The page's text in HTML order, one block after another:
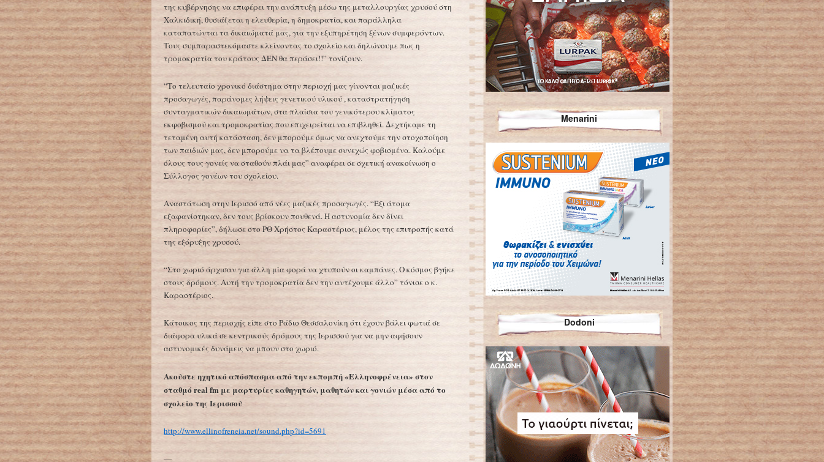
της κυβέρνησης να επιφέρει την ανάπτυξη μέσω της μεταλλουργίας χρυσού στη
Χαλκιδική, θυσιάζεται η ελευθερία, η δημοκρατία, και παράλληλα
καταπατώνται τα δικαιώματά μας, για την εξυπηρέτηση ξένων συμφερόντων.
Τους συμπαραστεκόμαστε κλείνοντας το σχολείο και δηλώνουμε πως η
τρομοκρατία του κράτους ΔΕΝ θα περάσει!!” τονίζουν.
“Το τελευταίο χρονικό διάστημα στην περιοχή μας γίνονται μαζικές
προσαγωγές, παράνομες λήψεις γενετικού υλικού , καταστρατήγηση
συνταγματικών δικαιωμάτων, στα πλαίσια του γενικότερου κλίματος
εκφοβισμού και τρομοκρατίας που επιχειρείται να επιβληθεί. Δεχτήκαμε τη
τεταμένη αυτή κατάσταση, δεν μπορούμε όμως να ανεχτούμε την στοχοποίηση
των παιδιών μας, δεν μπορούμε να τα βλέπουμε συνεχώς φοβισμένα. Καλούμε
όλους τους γονείς να σταθούν πλάι μας” αναφέρει σε σχετική ανακοίνωση ο
Σύλλογος γονέων του σχολείου.
Αναστάτωση στην Ιερισσό από νέες μαζικές προσαγωγές. “Έξι άτομα
εξαφανίστηκαν, δεν τους βρίσκουν πουθενά. Η αστυνομία δεν δίνει
πληροφορίες”, δήλωσε στο ΡΘ Χρήστος Καραστέριος, μέλος της επιτροπής κατά
της εξόρυξης χρυσού.
“Στο χωριό άρχισαν για άλλη μία φορά να χτυπούν οι καμπάνες. Ο κόσμος βγήκε
στους δρόμους. Αυτή την τρομοκρατία δεν την αντέχουμε άλλο” τόνισε ο κ.
Καραστέριος.
Κάτοικος της περιοχής είπε στο Ράδιο Θεσσαλονίκη ότι έχουν βάλει φωτιά σε
διάφορα υλικά σε κεντρικούς δρόμους της Ιερισσού για να μην αφήσουν
αστυνομικές δυνάμεις να μπουν στο χωριό.
Ακούστε ηχητικό απόσπασμα από την εκπομπή «Ελληνοφρένεια» στον
σταθμό real fm με μαρτυρίες καθηγητών, μαθητών και γονιών μέσα από το
σχολείο της Ιερισσού
http://www.ellinofreneia.net/sound.php?id=5691
—
Menarini
Dodoni